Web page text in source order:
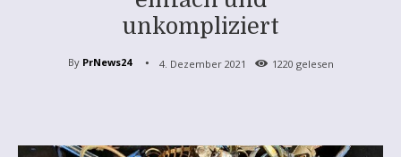
unkompliziert
By PrNews24 4. Dezember 2021 1220 gelesen